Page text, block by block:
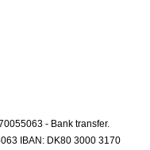
- Bank transfer.
IBAN: DK80 3000 3170